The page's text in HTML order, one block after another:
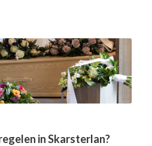
in Skarsterlan?